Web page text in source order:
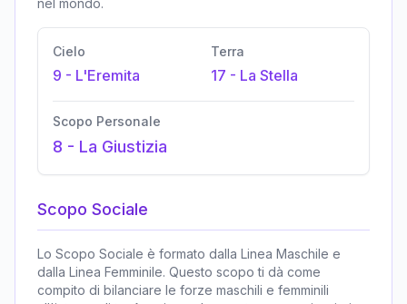
nel mondo.
Cielo
9 - L'Eremita
Terra
17 - La Stella
Scopo Personale
8 - La Giustizia
Scopo Sociale
Lo Scopo Sociale è formato dalla Linea Maschile e
dalla Linea Femminile. Questo scopo ti dà come
compito di bilanciare le forze maschili e femminili